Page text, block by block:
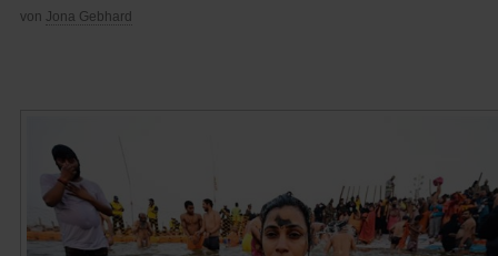
von Jona Gebhard